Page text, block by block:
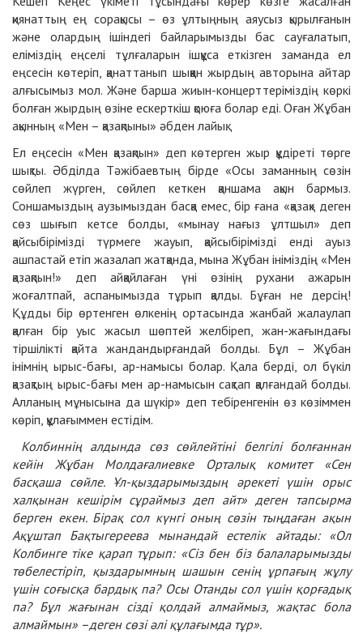
қиянаттың ең сорақысы – өз ұлтыңның аяусыз қырылғанын
және олардың ішіндегі байларымызды бас сауғалатып,
еліміздің еңселі тұлғаларын ішқұса еткізген заманда ел
еңсесін көтеріп, қанаттанып шыққан жырдың авторына айтар
алғысымыз мол. Және барша жиын-концерттеріміздің көркі
болған жырдың өзіне ескерткіш қоюға болар еді. Оған Жұбан
ақынның «Мен – қазақпыны» әбден лайық.
Ел еңсесін «Мен қазақпын» деп көтерген жыр құдіреті төрге
шықты. Әбділда Тәжібаевтың бірде «Осы заманның сөзін
сөйлеп жүрген, сөйлеп кеткен қаншама ақын бармыз.
Соншамыздың аузымыздан басқа емес, бір ғана «қазақ» деген
сөз шығып кетсе болды, «мынау нағыз ұлтшыл» деп
қайсыбірімізді түрмеге жауып, қайсыбірімізді енді ауыз
ашпастай етіп жазалап жатқанда, мына Жұбан ініміздің «Мен
қазақпын!» деп айқайлаған үні өзінің рухани ажарын
жоғалтпай, аспанымызда тұрып қалды. Бұған не дерсің!
Құдды бір өртенген өлкенің ортасында жанбай жалаулап
қалған бір уыс жасыл шөптей желбіреп, жан-жағындағы
тіршілікті қайта жандандырғандай болды. Бұл – Жұбан
інімнің ырыс-бағы, ар-намысы болар. Қала берді, ол бүкіл
қазақтың ырыс-бағы мен ар-намысын сақтап қалғандай болды.
Алланың мұнысына да шүкір» деп тебіренгенін өз көзіммен
көріп, құлағыммен естідім.
Колбиннің алдында сөз сөйлейтіні белгілі болғаннан
кейін Жұбан Молдағалиевке Орталық комитет «Сен
басқаша сөйле. Ұл-қыздарымыздың әрекеті үшін орыс
халқынан кешірім сұраймыз деп айт» деген тапсырма
берген екен. Бірақ сол күнгі оның сөзін тыңдаған ақын
Ақұштап Бақтыгереева мынандай естелік айтады: «Ол
Колбинге тіке қарап тұрып: «Сіз бен біз балаларымызды
төбелестіріп, қыздарымның шашын сенің ұрпағың жұлу
үшін соғысқа бардық па? Осы Отанды сол үшін қорғадық
па? Бұл жағынан сізді қолдай алмаймыз, жақтас бола
алмаймын» –деген сөзі әлі құлағымда тұр».